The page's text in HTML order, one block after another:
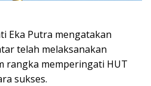
Eka Putra mengatakan
telah melaksanakan
rangka memperingati HUT
sukses.